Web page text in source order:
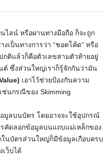
ไลน์ หรือผ่านทางมือถือ ก็จะถูก
เป็นทางการว่า “ชอตโค้ด” หรือ
กติแล้วก็คือตัวเลขสามตัวท้ายอยู่
ต์ ซึ่งส่วนใหญ่เราก็รู้จักกันว่ามัน
เอาไว้ช่วยป้องกันความ
ช่นกรณีของ Skimming
มูลบนบัตร โดยอาจจะใช้อุปกรณ์
คัดลอกข้อมูลบนแถบแม่เหล็กของ
ในบัตรส่วนใหญ่ก็มีข้อมูลเกือบครบ
ว็บได้